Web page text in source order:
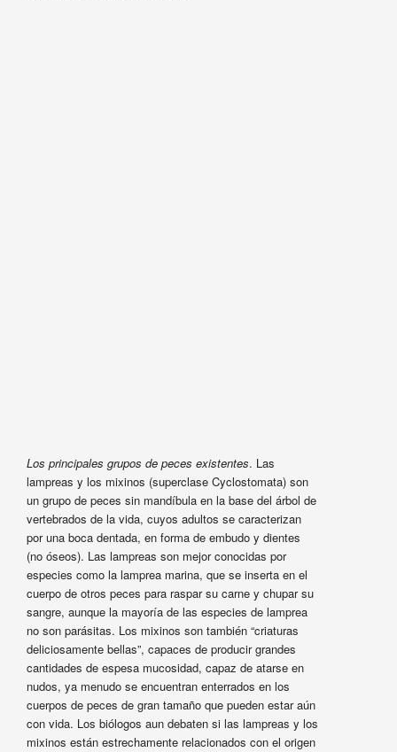
Los principales grupos de peces existentes. Las
lampreas y los mixinos (superclase Cyclostomata) son
un grupo de peces sin mandíbula en la base del árbol de
vertebrados de la vida, cuyos adultos se caracterizan
por una boca dentada, en forma de embudo y dientes
(no óseos). Las lampreas son mejor conocidas por
especies como la lamprea marina, que se inserta en el
cuerpo de otros peces para raspar su carne y chupar su
sangre, aunque la mayoría de las especies de lamprea
no son parásitas. Los mixinos son también “criaturas
deliciosamente bellas”, capaces de producir grandes
cantidades de espesa mucosidad, capaz de atarse en
nudos, ya menudo se encuentran enterrados en los
cuerpos de peces de gran tamaño que pueden estar aún
con vida. Los biólogos aun debaten si las lampreas y los
mixinos están estrechamente relacionados con el origen